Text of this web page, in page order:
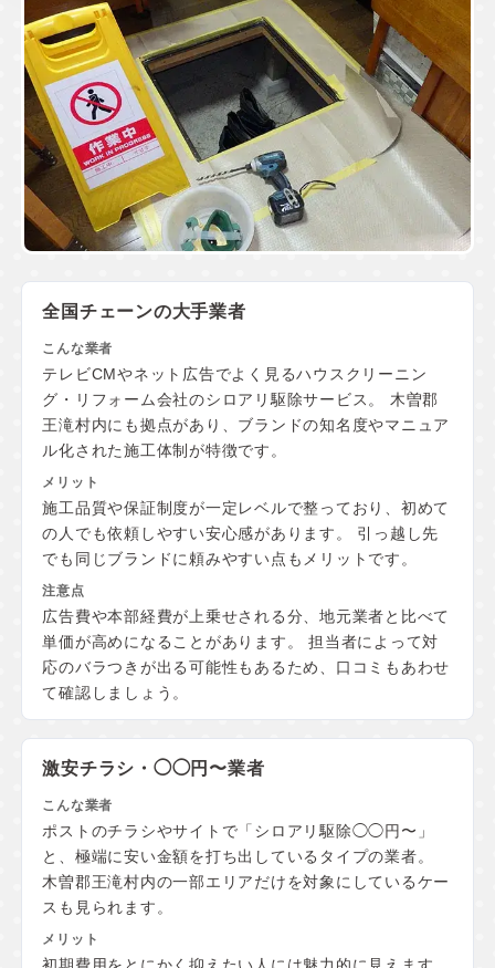
全国チェーンの大手業者
テレビCMやネット広告でよく見るハウスクリーニン
グ・リフォーム会社のシロアリ駆除サービス。 木曽郡
王滝村内にも拠点があり、ブランドの知名度やマニュア
ル化された施工体制が特徴です。
施工品質や保証制度が一定レベルで整っており、初めて
の人でも依頼しやすい安心感があります。 引っ越し先
でも同じブランドに頼みやすい点もメリットです。
広告費や本部経費が上乗せされる分、地元業者と比べて
単価が高めになることがあります。 担当者によって対
応のバラつきが出る可能性もあるため、口コミもあわせ
て確認しましょう。
激安チラシ・◯◯円〜業者
ポストのチラシやサイトで「シロアリ駆除◯◯円〜」
と、極端に安い金額を打ち出しているタイプの業者。
木曽郡王滝村内の一部エリアだけを対象にしているケー
スも見られます。